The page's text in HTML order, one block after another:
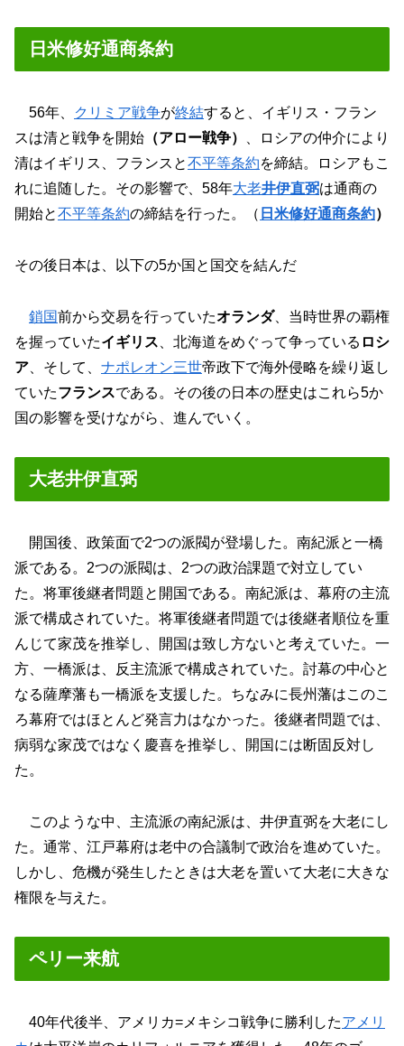
日米修好通商条約
56年、 クリミア戦争が終結すると、イギリス・フラン
スは清と戦争を開始 （アロー戦争）
、ロシアの仲介により
清はイギリス、フランスと不平等条約を締結。ロシアもこ
れに追随した。その影響で、58年大老井伊直弼は通商の
開始と不平等条約の締結を行った。（ 日米修好通商条約）
その後日本は、以下の5か国と国交を結んだ
鎖国前から交易を行っていたオランダ、当時世界の覇権
を握っていたイギリス 、北海道をめぐって争っている ロシ
ア 、そして、 ナポレオン三世帝政下で海外侵略を繰り返し
ていたフランスである。その後の日本の歴史はこれら5か
国の影響を受けながら、進んでいく。
大老井伊直弼
開国後、政策面で2つの派閥が登場した。南紀派と一橋
派である。2つの派閥は、2つの政治課題で対立してい
た。将軍後継者問題と開国である。南紀派は、幕府の主流
派で構成されていた。将軍後継者問題では後継者順位を重
んじて家茂を推挙し、開国は致し方ないと考えていた。一
方、一橋派は、反主流派で構成されていた。討幕の中心と
なる薩摩藩も一橋派を支援した。ちなみに長州藩はこのこ
ろ幕府ではほとんど発言力はなかった。後継者問題では、
病弱な家茂ではなく慶喜を推挙し、開国には断固反対し
た。
このような中、主流派の南紀派は、井伊直弼を大老にし
た。通常、江戸幕府は老中の合議制で政治を進めていた。
しかし、危機が発生したときは大老を置いて大老に大きな
権限を与えた。
ペリー来航
40年代後半、アメリカ=メキシコ戦争に勝利したアメリ